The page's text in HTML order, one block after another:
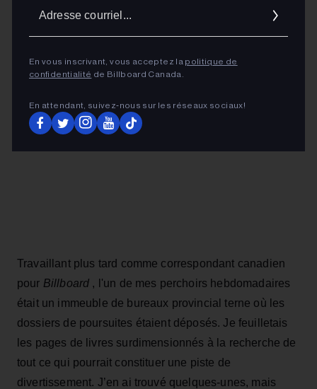
Travaillant plus tard comme correspondant canadien
pour Billboard , l'un de mes perchoirs hebdomadaires
était un immeuble de bureaux provincial terne où les
dossiers de poursuites étaient déposés. Je feuilletais
les pages de livres surdimensionnés à la recherche de
tout ce qui pourrait constituer une piste de
divertissement. J’en ai trouvé quelques-unes, mais
En vous inscrivant, vous acceptez la politique de
confidentialité de Billboard Canada.
En attendant, suivez‑nous sur les réseaux sociaux!